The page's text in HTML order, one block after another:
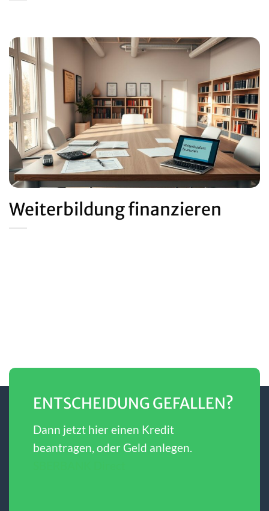
Weiterbildung finanzieren
ENTSCHEIDUNG GEFALLEN?
Dann jetzt hier einen Kredit
beantragen, oder Geld anlegen.